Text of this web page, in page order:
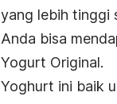
yang lebih tinggi
Anda bisa
Yogurt Original.
Yoghurt ini baik